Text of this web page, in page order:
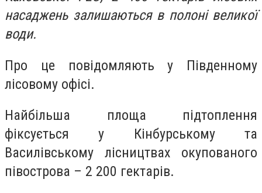
насаджень залишаються в полоні великої
води.
Про це повідомляють у Південному
лісовому офісі.
Найбільша площа підтоплення
фіксується у Кінбурському та
Василівському лісництвах окупованого
півострова – 2 200 гектарів.